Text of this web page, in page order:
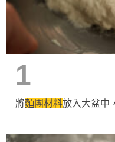
1
將麵團材料放入大盆中